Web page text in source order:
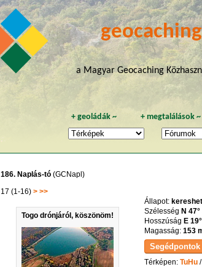
a Magyar Geocaching
+geoládák ~ + megtalálások~
186. Naplás-tó (GCNapl)
17 (1-16) > >>
Togo drónjáról, köszönöm!
Állapot:
Szélesség N
Hosszúság E
Magasság: 153
Térképen: TuHu/